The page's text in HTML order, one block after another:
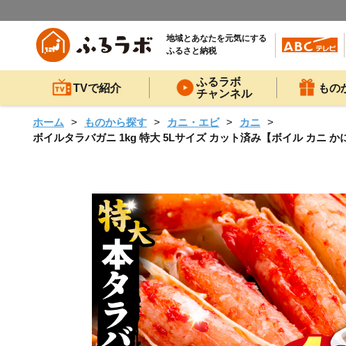
地域とあなたを元気にする
ふるさと納税
TVで紹介
ふるラボ
チャンネル
もの
ホーム ものから探す カニ・エビ
カニ
ボイルタラバガニ 1kg 特大 5Lサイズ カット済み【ボイル カニ か